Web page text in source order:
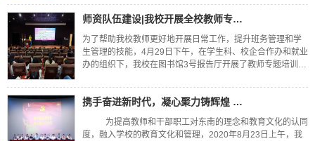
师资队伍建设|我校开展全校教师专题培训
为了帮助我校教师更好地开展日常工作，提升班务管理和学
生管理的技能，4月29日下午，在学生科、校企合作办和就业
办的组织下，我校在图书馆3号报告厅开展了教师专题培训。
训由校企合作办主任高西国担任主讲
携手奋进新时代，凝心聚力铸辉煌 ——我校举行2020年教职工
为提高教师和干部职工对东南的理念和教育文化的认同
度，融入学校的教育文化和管理，2020年8月23日上午，我